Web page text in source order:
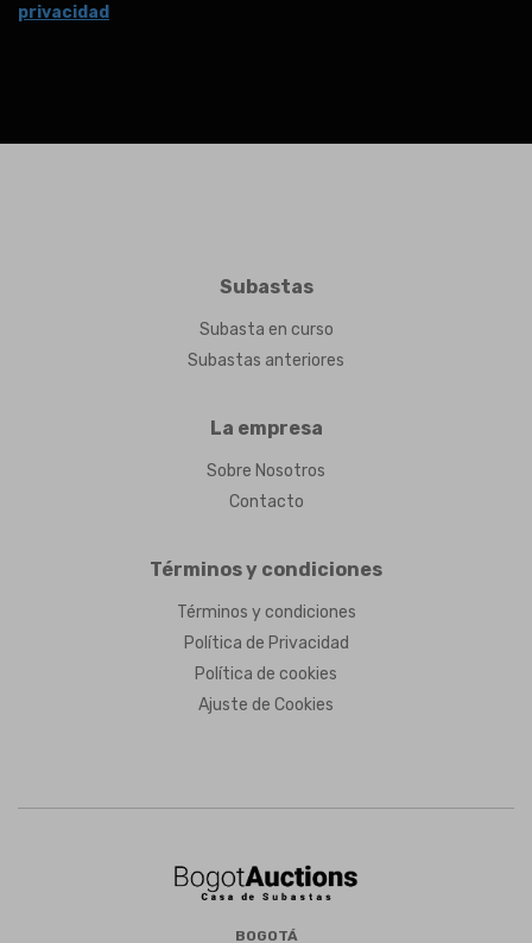
privacidad
Subastas
Subasta en curso
Subastas anteriores
La empresa
Sobre Nosotros
Contacto
Términos y condiciones
Términos y condiciones
Política de Privacidad
Política de cookies
Ajuste de Cookies
BOGOTÁ